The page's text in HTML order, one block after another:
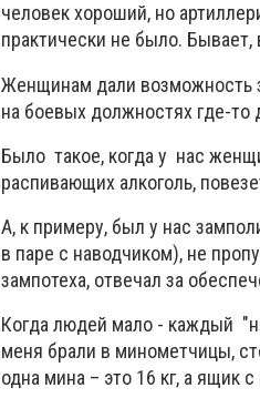
человек хороший, но
практически не было. Бывает,
Женщинам дали возможность
на боевых должностях где-то
Было такое, когда у нас
распивающих алкоголь,
А, к примеру, был у нас
в паре с наводчиком), не
зампотеха, отвечал за
Когда людей мало - каждый
меня брали в минометчицы,
одна мина – это 16 кг, а ящик